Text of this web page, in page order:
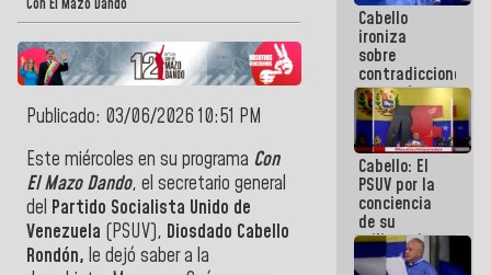
Con El Mazo Dando
Publicado: 03/06/2026 10:51 PM
Este miércoles en su programa Con
El Mazo Dando, el secretario general
del Partido Socialista Unido de
Venezuela (PSUV), Diosdado Cabello
Rondón, le dejó saber a la
sabemos si
la semana
que viene
hay
programa
Cabello
ironiza
sobre
contradicciones
y mentiras
de María
Machado:
¡Créanle!
Cabello: El
PSUV por la
conciencia
de su
militancia
es la